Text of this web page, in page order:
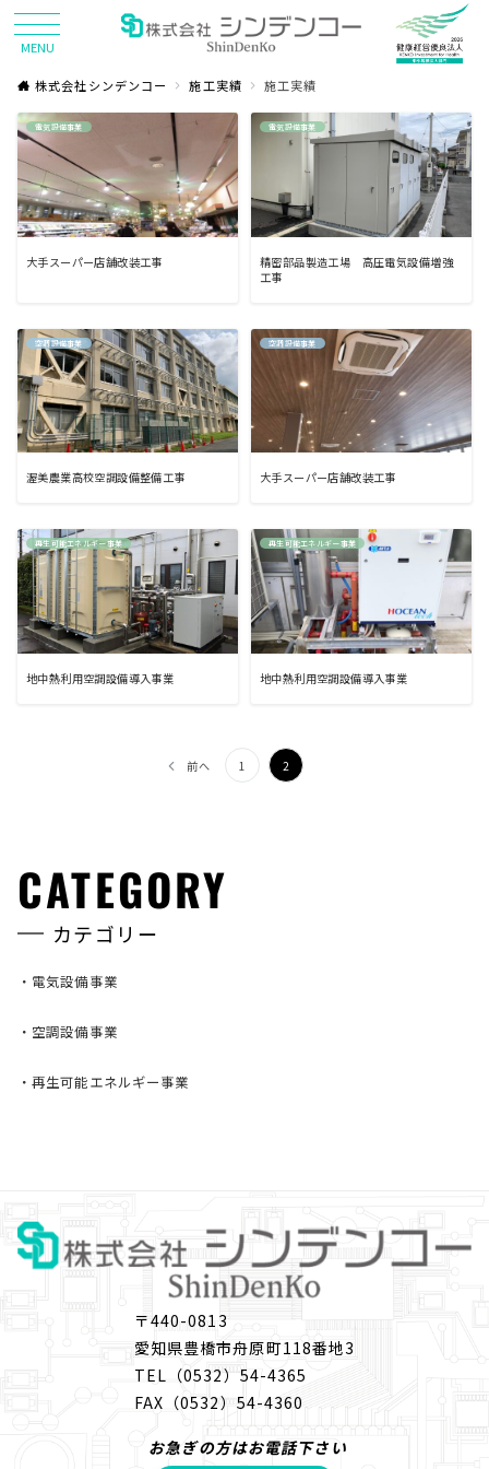
MENU
株式会社シンデンコー 施工実績 施工実績
電気設備事業
大手スーパー店舗改装工事
電気設備事業
精密部品製造工場 高圧電気設備増強
工事
空調設備事業
渥美農業高校空調設備整備工事
空調設備事業
大手スーパー店舗改装工事
再生可能エネルギー事業
地中熱利用空調設備導入事業
再生可能エネルギー事業
地中熱利用空調設備導入事業
ビ
ゲ
シ
前へ 1 2
CATEGORY
カテゴリー
・ 電気設備事業
・ 空調設備事業
・再生可能エネルギー事業
〒440-0813
愛知県豊橋市舟原町118番地3
TEL （0532）54-4365
FAX （0532）54-4360
お急ぎの方はお電話下さい